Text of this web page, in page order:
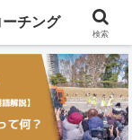
チング
検索